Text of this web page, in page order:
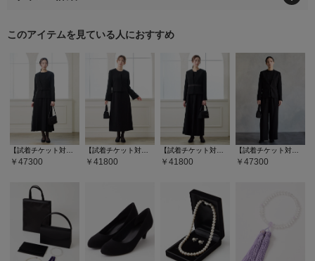
このアイテムを見ている人におすすめ
【試着チケット対象商品】【喪服・礼服】【WEB限定】ベルト付きブラックフォーマルアンサンブル（ノーカラージャケット・ロング丈フレアワンピース）
47300
【試着チケット対象商品】【WEB限定】【洗える・マシンウォッシャブル】セミフレアスリーブノーカラージャケット・前開きセミロングワンピースアンサンブル
41800
【試着チケット対象商品】【喪服・礼服】【WEB限定】【洗える・マシンウォッシャブル】ブラックフォーマルアンサンブル3点セット(ウエスト切り替えノーカラージャケット・前開きファスナーブラウス・ワイドパンツ)
41800
【試着チケット対象商品】【喪服・礼服】【WEB限定】【マシンウォッシャブル】パンツタイプ3点セットブラックアンサンブル（ノーカラージャケット・スタンドネックブラウス・タック入りワイドパンツ）
47300